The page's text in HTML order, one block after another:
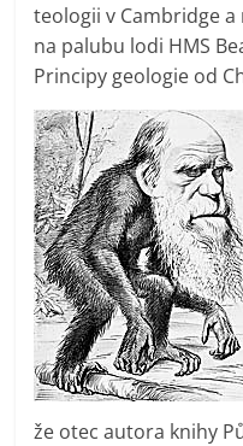
teologii v Cambridge
na palubu lodi HMS
Principy geologie od
že otec autora knihy